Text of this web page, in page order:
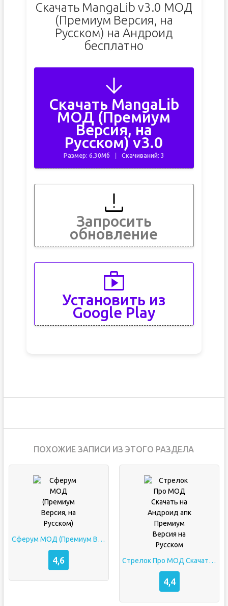
Скачать MangaLib v3.0 МОД
(Премиум Версия, на
Русском) на Андроид
бесплатно
Скачать MangaLib
МОД (Премиум
Версия, на
Русском) v3.0
Размер: 6.30Мб Скачиваний: 3
Запросить
обновление
Установить из
Google Play
ПОХОЖИЕ ЗАПИСИ ИЗ ЭТОГО РАЗДЕЛА
Сферум МОД (Премиум Версия, на Русском)
4,6 Стрелок Про МОД Скачать на Андроид апк Премиум Версия на Русском
4,4